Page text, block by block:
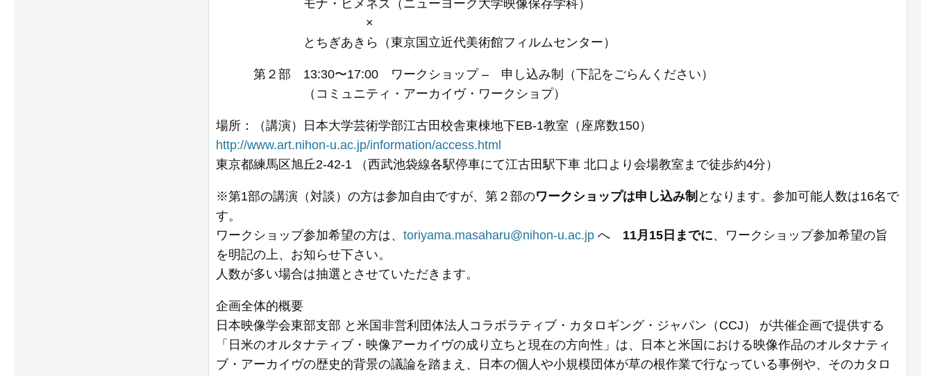
モナ・ヒメネズ（ニューヨーク大学映像保存学科）
×
とちぎあきら（東京国立近代美術館フィルムセンター）
第２部 13:30〜17:00 ワークショップ – 申し込み制（下記をごらんください）
（コミュニティ・アーカイヴ・ワークショプ）
場所：（講演）日本大学芸術学部江古田校舎東棟地下EB-1教室（座席数150）
http://www.art.nihon-u.ac.jp/information/access.html
東京都練馬区旭丘2-42-1 （西武池袋線各駅停車にて江古田駅下車 北口より会場教室まで徒歩約4分）
※第1部の講演（対談）の方は参加自由ですが、第２部のワークショップは申し込み制 となります。参加可能人数は16名で
す。
ワークショップ参加希望の方は、 toriyama.masaharu@nihon-u.ac.jp へ 11月15日までに、ワークショップ参加希望の旨
を明記の上、お知らせ下さい。
人数が多い場合は抽選とさせていただきます。
企画全体的概要
日本映像学会東部支部 と米国非営利団体法人コラボラティブ・カタロギング・ジャパン（CCJ） が共催企画で提供する
「日米のオルタナティブ・映像アーカイヴの成り立ちと現在の方向性」は、日本と米国における映像作品のオルタナティ
ブ・アーカイヴの歴史的背景の議論を踏まえ、日本の個人や小規模団体が草の根作業で行なっている事例や、そのカタロ